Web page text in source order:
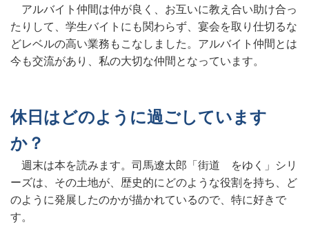
アルバイト仲間は仲が良く、お互いに教え合い助け合っ
たりして、学生バイトにも関わらず、宴会を取り仕切るな
どレベルの高い業務もこなしました。アルバイト仲間とは
今も交流があり、私の大切な仲間となっています。
休日はどのように過ごしています
か？
週末は本を読みます。司馬遼太郎「街道 をゆく」シリ
ーズは、その土地が、歴史的にどのような役割を持ち、ど
のように発展したのかが描かれているので、特に好きで
す。